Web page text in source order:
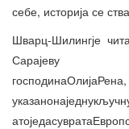
себе, историја се
Шварц-Шилингје
Сарајеву